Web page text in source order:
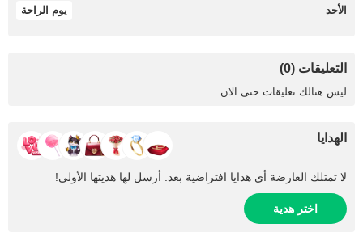
الأحد يوم الراحة
التعليقات (0)
ليس هنالك تعليقات حتى الان
الهدايا
لا تمتلك العارضة أي هدايا افتراضية بعد. أرسل لها هديتها الأولى!
اختر هدية